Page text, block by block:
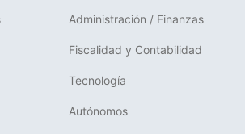
Administración / Finanzas
Fiscalidad y Contabilidad
Tecnología
Autónomos